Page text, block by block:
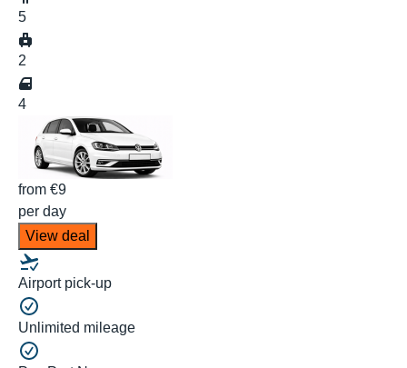
5
2
4
from €9
per day
View deal
Airport pick-up
Unlimited mileage